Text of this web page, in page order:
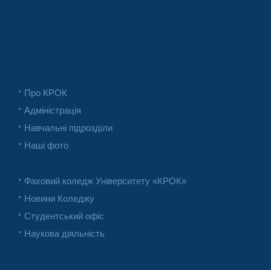
Про КРОК
Адміністрація
Навчальні підрозділи
Наші фото
Фаховий коледж Університету «КРОК»
Новини Коледжу
Студентський офіс
Наукова діяльність